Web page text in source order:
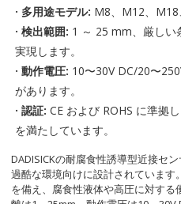
· 多用途モデル: M8、M12、M18
· 検出範囲: 1 ～ 25 mm、厳しい
実現します。
· 動作電圧: 10〜30V DC/20〜
があります。
· 認証: CE および ROHS に準拠
を満たしています。
DADISICKの耐腐食性誘導型近接セ
過酷な環境向けに設計されています
を備え、腐食性液体や高圧に対す